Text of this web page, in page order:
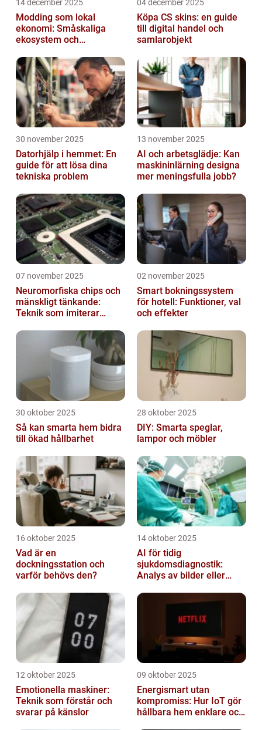
14 december 2025
Modding som lokal
ekonomi: Småskaliga
ekosystem och
04 december 2025
Köpa CS skins: en guide
till digital handel och
samlarobjekt
30 november 2025
Datorhjälp i hemmet: En
guide för att lösa dina
tekniska problem
13 november 2025
AI och arbetsglädje: Kan
maskininlärning designa
mer meningsfulla jobb?
07 november 2025
Neuromorfiska chips och
mänskligt tänkande:
Teknik som imiterar
02 november 2025
Smart bokningssystem
för hotell: Funktioner, val
och effekter
30 oktober 2025
Så kan smarta hem bidra
till ökad hållbarhet
28 oktober 2025
DIY: Smarta speglar,
lampor och möbler
16 oktober 2025
Vad är en
dockningsstation och
varför behövs den?
14 oktober 2025
AI för tidig
sjukdomsdiagnostik:
Analys av bilder eller
12 oktober 2025
Emotionella maskiner:
Teknik som förstår och
svarar på känslor
09 oktober 2025
Energismart utan
kompromiss: Hur IoT gör
hållbara hem enklare och